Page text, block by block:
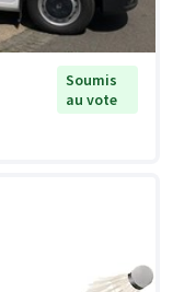
Soumis
au vote